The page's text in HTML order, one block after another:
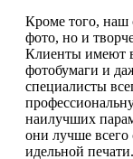
Кроме того, наш
фото, но и
Клиенты имеют
фотобумаги и
специалисты
наилучших
они лучше
идельной печати.